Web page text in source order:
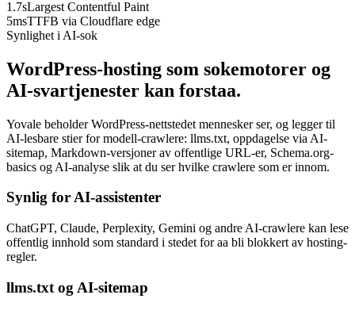
1.7sLargest Contentful Paint
5msTTFB via Cloudflare edge
Synlighet i AI-sok
WordPress-hosting som sokemotorer og
AI-svartjenester kan forstaa.
Yovale beholder WordPress-nettstedet mennesker ser, og legger til
AI-lesbare stier for modell-crawlere: llms.txt, oppdagelse via AI-
sitemap, Markdown-versjoner av offentlige URL-er, Schema.org-
basics og AI-analyse slik at du ser hvilke crawlere som er innom.
Synlig for AI-assistenter
ChatGPT, Claude, Perplexity, Gemini og andre AI-crawlere kan lese
offentlig innhold som standard i stedet for aa bli blokkert av hosting-
regler.
llms.txt og AI-sitemap